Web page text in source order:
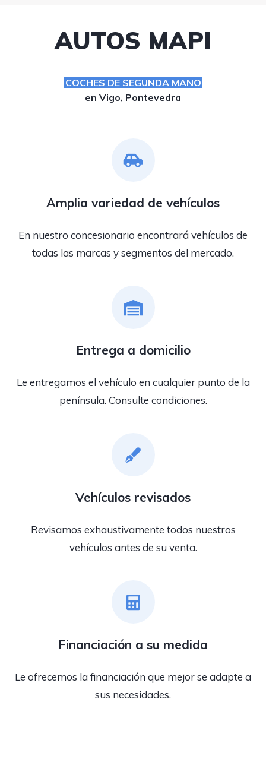
AUTOS MAPI
COCHES DE SEGUNDA MANO
en Vigo, Pontevedra
Amplia variedad de vehículos
En nuestro concesionario encontrará vehículos de
todas las marcas y segmentos del mercado.
Entrega a domicilio
Le entregamos el vehículo en cualquier punto de la
península. Consulte condiciones.
Vehículos revisados
Revisamos exhaustivamente todos nuestros
vehículos antes de su venta.
Financiación a su medida
Le ofrecemos la financiación que mejor se adapte a
sus necesidades.